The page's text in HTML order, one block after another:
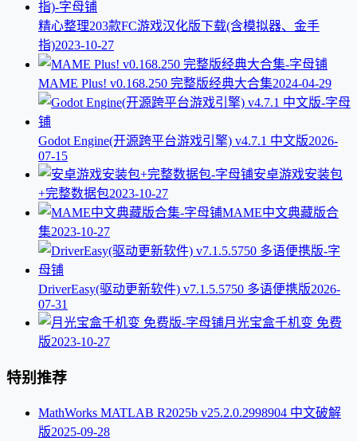
精心整理203款FC游戏汉化版下载(含模拟器、金手
指)2023-10-27
MAME Plus! v0.168.250 完整版经典大合集2024-04-29
Godot Engine(开源跨平台游戏引擎) v4.7.1 中文版2026-
07-15
安卓游戏安装包
+完整数据包2023-10-27
MAME中文典藏版合
集2023-10-27
DriverEasy(驱动更新软件) v7.1.5.5750 多语便携版2026-
07-31
月光宝盒千机变 免费
版2023-10-27
特别推荐
MathWorks MATLAB R2025b v25.2.0.2998904 中文破解
版2025-09-28